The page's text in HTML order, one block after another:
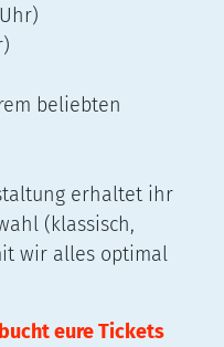
beliebten
erhaltet ihr
(klassisch,
wir alles optimal
eure Tickets